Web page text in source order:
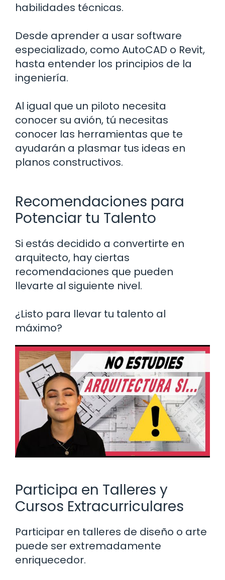
habilidades técnicas.
Desde aprender a usar software
especializado, como AutoCAD o Revit,
hasta entender los principios de la
ingeniería.
Al igual que un piloto necesita
conocer su avión, tú necesitas
conocer las herramientas que te
ayudarán a plasmar tus ideas en
planos constructivos.
Recomendaciones para
Potenciar tu Talento
Si estás decidido a convertirte en
arquitecto, hay ciertas
recomendaciones que pueden
llevarte al siguiente nivel.
¿Listo para llevar tu talento al
máximo?
Participa en Talleres y
Cursos Extracurriculares
Participar en talleres de diseño o arte
puede ser extremadamente
enriquecedor.